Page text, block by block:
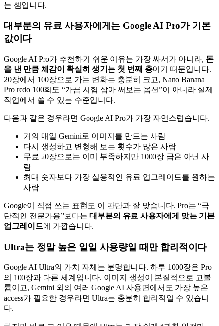
는 셈입니다.
대부분의 유료 사용자에게는 Google AI Pro가 기본
값이다
Google AI Pro가 추천하기 쉬운 이유는 가장 싸서가 아니라, 돈
을 낸 만큼 체감이 확실히 생기는 첫 번째 층이기 때문입니다.
20장에서 100장으로 가는 변화는 충분히 크고, Nano Banana
Pro redo 100회도 “가끔 시험 삼아 써보는 옵션”이 아니라 실제
작업에서 쓸 수 있는 수준입니다.
다음과 같은 경우라면 Google AI Pro가 가장 자연스럽습니다.
거의 매일 Gemini로 이미지를 만드는 사람
다시 생성하고 변형해 보는 횟수가 많은 사람
무료 20장으로는 이미 부족하지만 1000장 급은 아닌 사
람
최대 숫자보다 가장 실용적인 유료 업그레이드를 원하는
사람
Google이 직접 쓰는 표현도 이 판단과 잘 맞습니다. Pro는 “극
단적인 전문가용”보다는 대부분의 유료 사용자에게 맞는 기본
업그레이드에 가깝습니다.
Ultra는 정말 높은 일일 사용량일 때만 합리적이다
Google AI Ultra의 가치 자체는 분명합니다. 하루 1000장은 Pro
의 100장과 다른 세계입니다. 이미지 생성이 본질적으로 고볼
륨이고, Gemini 외의 여러 Google AI 사용면에서도 가장 높은
access가 필요한 경우라면 Ultra는 충분히 합리적일 수 있습니
다.